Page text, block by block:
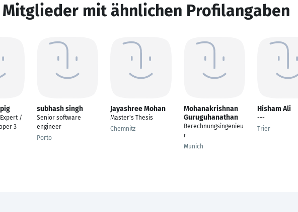
Mitglieder mit ähnlichen Profilangaben
/
3
subhash singh
Senior software
engineer
Porto
Jayashree Mohan
Master's Thesis
Chemnitz
Mohanakrishnan
Guruguhanathan
Berechnungsingenieu
r
Munich
Hisham Ali
---
Trier